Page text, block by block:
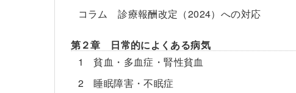
コラム 診療報酬改定（2024）への対応
第２章 日常的によくある病気
1 貧血・多血症・腎性貧血
2 睡眠障害・不眠症